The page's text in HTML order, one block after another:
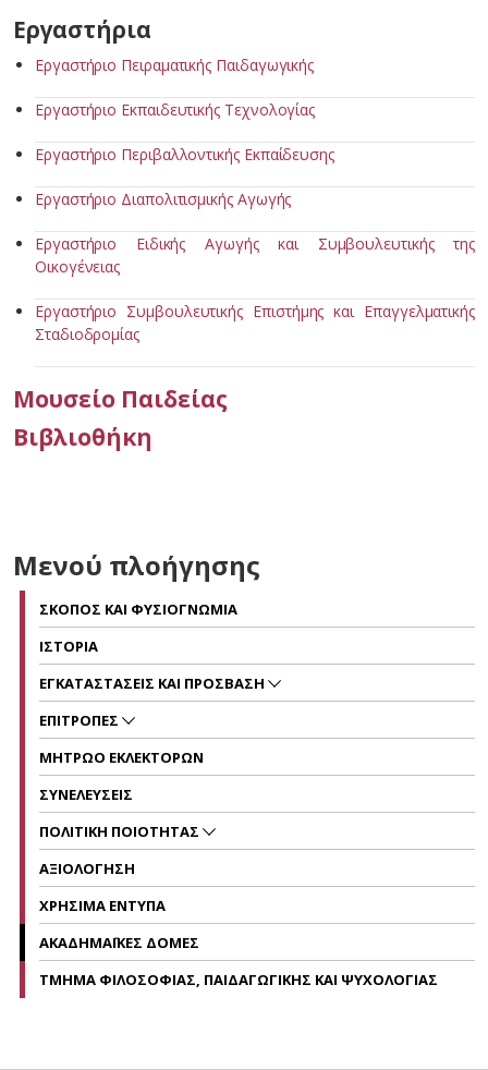
Εργαστήρια
Εργαστήριο Πειραματικής Παιδαγωγικής
Εργαστήριο Εκπαιδευτικής Τεχνολογίας
Εργαστήριο Περιβαλλοντικής Εκπαίδευσης
Εργαστήριο Διαπολιτισμικής Αγωγής
Εργαστήριο Ειδικής Αγωγής και Συμβουλευτικής της
Οικογένειας
Εργαστήριο Συμβουλευτικής Επιστήμης και Επαγγελματικής
Σταδιοδρομίας
Μουσείο Παιδείας
Βιβλιοθήκη
Μενού πλοήγησης
ΣΚΟΠΟΣ ΚΑΙ ΦΥΣΙΟΓΝΩΜΙΑ
ΙΣΤΟΡΙΑ
ΕΓΚΑΤΑΣΤΑΣΕΙΣ ΚΑΙ ΠΡΟΣΒΑΣΗ
ΕΠΙΤΡΟΠΕΣ
ΜΗΤΡΩΟ ΕΚΛΕΚΤΟΡΩΝ
ΣΥΝΕΛΕΥΣΕΙΣ
ΠΟΛΙΤΙΚΗ ΠΟΙΟΤΗΤΑΣ
ΑΞΙΟΛΟΓΗΣΗ
ΧΡΗΣΙΜΑ ΕΝΤΥΠΑ
ΑΚΑΔΗΜΑΪΚΕΣ ΔΟΜΕΣ
ΤΜΗΜΑ ΦΙΛΟΣΟΦΙΑΣ, ΠΑΙΔΑΓΩΓΙΚΗΣ ΚΑΙ ΨΥΧΟΛΟΓΙΑΣ